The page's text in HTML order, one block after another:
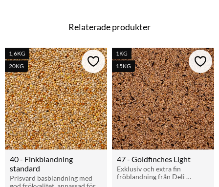
o
o
Relaterade produkter
40 - Finkblandning
standard
Prisvärd basblandning med
1,6KG
20KG
Lägg till i favoriter
47 - Goldfinches Light
Exklusiv och extra fin
fröblandning från Deli
1KG
15KG
Lägg